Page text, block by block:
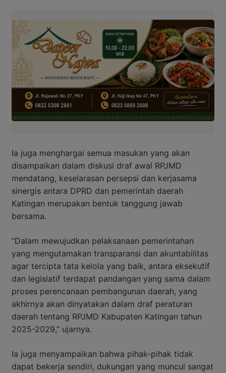
Ia juga menghargai semua masukan yang akan
disampaikan dalam diskusi draf awal RPJMD
mendatang, keselarasan persepsi dan kerjasama
sinergis antara DPRD dan pemerintah daerah
Katingan merupakan bentuk tanggung jawab
bersama.
“Dalam mewujudkan pelaksanaan pemerintahan
yang mengutamakan transparansi dan akuntabilitas
agar tercipta tata kelola yang baik, antara eksekutif
dan legislatif terdapat pandangan yang sama dalam
proses perencanaan pembangunan daerah, yang
akhirnya akan dinyatakan dalam draf peraturan
daerah tentang RPJMD Kabupaten Katingan tahun
2025-2029,” ujarnya.
Ia juga menyampaikan bahwa pihak-pihak tidak
dapat bekerja sendiri, dukungan yang muncul sangat